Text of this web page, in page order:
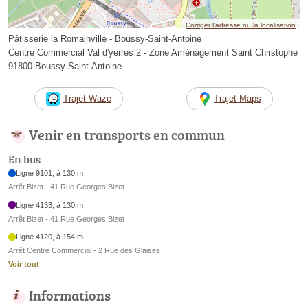
Corriger l’adresse ou la localisation
Pâtisserie la Romainville - Boussy-Saint-Antoine
Centre Commercial Val d'yerres 2 - Zone Aménagement Saint Christophe
91800 Boussy-Saint-Antoine
Trajet Waze Trajet Maps
Venir en transports en commun
En bus
Ligne 9101, à 130 m
Arrêt Bizet - 41 Rue Georges Bizet
Ligne 4133, à 130 m
Arrêt Bizet - 41 Rue Georges Bizet
Ligne 4120, à 154 m
Arrêt Centre Commercial - 2 Rue des Glaises
Voir tout
Informations